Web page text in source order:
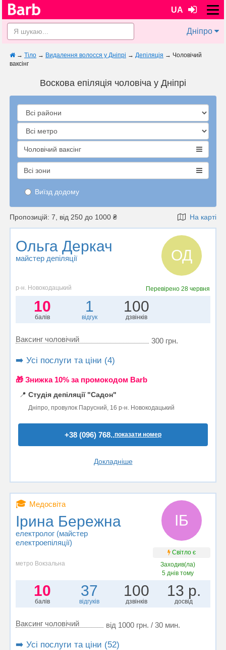
UA
Дніпро
→ Тіло → Видалення волосся у Дніпрі → Депіляція → Чоловічий
ваксінг
Воскова епіляція чоловіча у Дніпрі
Чоловічий ваксінг
Всі зони
Виїзд додому
Пропозицій: 7, від 250 до 1000 ₴ На карті
Ольга Деркач
майстер депіляції ОД
р-н. Новокодацький Перевірено28 червня
10
балів
1
відгук
100
дзвінків
Ваксинг чоловічий 300 грн.
➡️ Усі послуги та ціни (4)
🎁 Знижка 10% за промокодом Barb
📍 Студія депіляції "Садон"
Дніпро, провулок Парусний, 16 р-н. Новокодацький
+38 (096) 768..показати номер
Докладніше
🎓 Медосвіта
Ірина Бережна
електролог (майстер
електроепіляції)
ІБ
Світло є
метро Вокзальна
Заходив(ла)
5 днів тому
10
балів
37
відгуків
100
дзвінків
13 р.
досвід
Ваксинг чоловічий від 1000 грн. / 30 мин.
➡️ Усі послуги та ціни (52)